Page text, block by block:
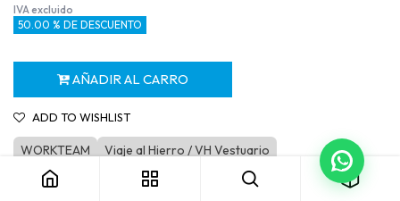
IVA excluido
50.00 % DE DESCUENTO
AÑADIR AL CARRO
ADD TO WISHLIST
WORKTEAM
Viaje al Hierro / VH Vestuario
Vestuario en oferta - Outlet